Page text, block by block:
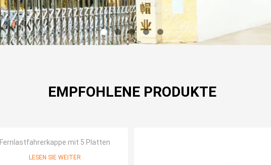
EMPFOHLENE PRODUKTE
Fernlastfahrerkappe mit 5 Platten
LESEN SIE WEITER